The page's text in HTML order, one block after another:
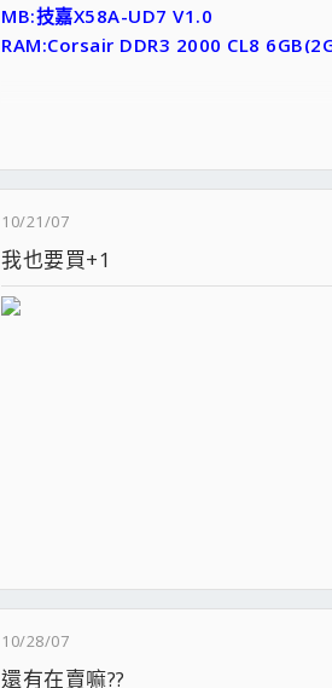
MB:技嘉X58A-UD7 V1.0
RAM:Corsair DDR3 2000 CL8
PSU:Xigmatek NRP-HC1201 1200W
CASE:聯力T60裸測架(紅)
AUDIO CARD:創新未來 CREATIVE
喇叭:羅技 Z-5500
滑鼠:羅技MX Revolution 無線雷射滑鼠
10/21/07
我也要買+1
10/28/07
還有在賣嘛??